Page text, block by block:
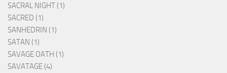
SACRAL NIGHT (1)
SACRED (1)
SANHEDRIN (1)
SATAN (1)
SAVAGE OATH (1)
SAVATAGE (4)